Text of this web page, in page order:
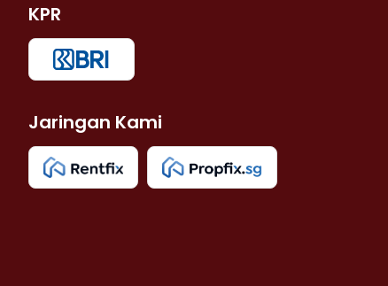
KPR
Jaringan Kami